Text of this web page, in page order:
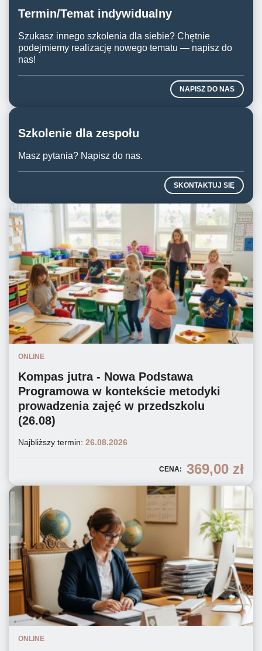
ONLINE
Kompas jutra - Nowa Podstawa
Programowa w kontekście metodyki
prowadzenia zajęć w przedszkolu
(26.08)
Najbliższy termin: 26.08.2026
CENA: 369,00 zł
ONLINE
Termin/Temat indywidualny
Szukasz innego szkolenia dla siebie? Chętnie
podejmiemy realizację nowego tematu — napisz do
nas!
NAPISZ DO NAS
Szkolenie dla zespołu
Masz pytania? Napisz do nas.
SKONTAKTUJ SIĘ